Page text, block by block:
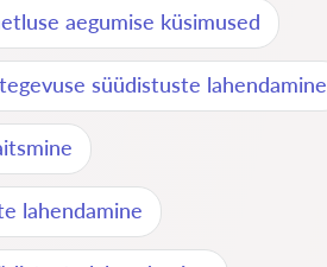
aegumise küsimused
süüdistuste lahendamine
lahendamine